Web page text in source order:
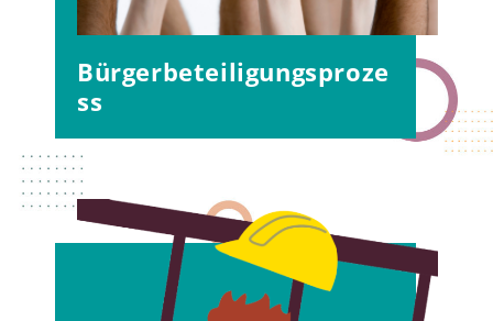
Bürgerbeteiligungsproze
ss